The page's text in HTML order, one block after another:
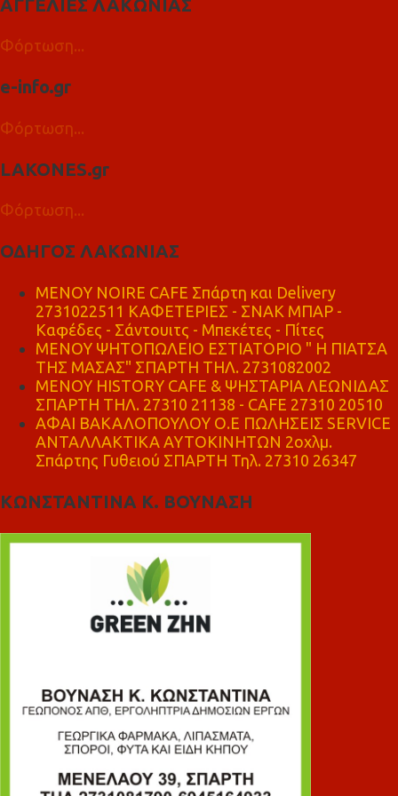
ΑΓΓΕΛΙΕΣ ΛΑΚΩΝΙΑΣ
Φόρτωση...
e-info.gr
Φόρτωση...
LAKONES.gr
Φόρτωση...
ΟΔΗΓΟΣ ΛΑΚΩΝΙΑΣ
MENOY NOIRE CAFE Σπάρτη και Delivery
2731022511 ΚΑΦΕΤΕΡΙΕΣ - ΣΝΑΚ ΜΠΑΡ -
Καφέδες - Σάντουιτς - Μπεκέτες - Πίτες
ΜΕΝΟΥ ΨΗΤΟΠΩΛΕΙΟ ΕΣΤΙΑΤΟΡΙΟ " Η ΠΙΑΤΣΑ
ΤΗΣ ΜΑΣΑΣ" ΣΠΑΡΤΗ ΤΗΛ. 2731082002
ΜΕΝΟΥ HISTORY CAFE & ΨΗΣΤΑΡΙΑ ΛΕΩΝΙΔΑΣ
ΣΠΑΡΤΗ ΤΗΛ. 27310 21138 - CAFE 27310 20510
ΑΦΑΙ ΒΑΚΑΛΟΠΟΥΛΟΥ Ο.Ε ΠΩΛΗΣΕΙΣ SERVICE
ΑΝΤΑΛΛΑΚΤΙΚΑ ΑΥΤΟΚΙΝΗΤΩΝ 2οχλμ.
Σπάρτης Γυθειού ΣΠΑΡΤΗ Τηλ. 27310 26347
ΚΩΝΣΤΑΝΤΙΝΑ Κ. ΒΟΥΝΑΣΗ